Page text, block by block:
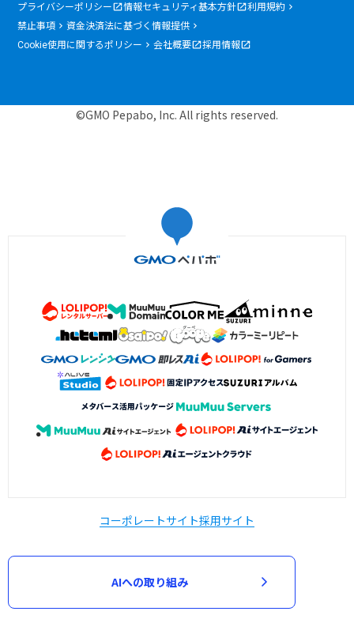
プライバシーポリシー 情報セキュリティ基本方針
利用規約
禁止事項
資金決済法に基づく情報提供
Cookie使用に関するポリシー
会社概要 採用情報
©GMO Pepabo, Inc. All rights reserved.
コーポレートサイト採用サイト
AIへの取り組み